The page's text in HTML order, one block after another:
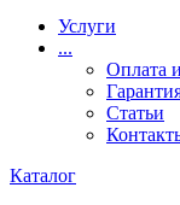
Услуги
...
Оплата
Статьи
Каталог